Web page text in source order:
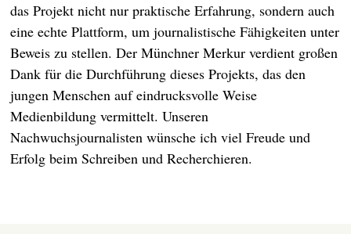
das Projekt nicht nur praktische Erfahrung, sondern auch
eine echte Plattform, um journalistische Fähigkeiten unter
Beweis zu stellen. Der Münchner Merkur verdient großen
Dank für die Durchführung dieses Projekts, das den
jungen Menschen auf eindrucksvolle Weise
Medienbildung vermittelt. Unseren
Nachwuchsjournalisten wünsche ich viel Freude und
Erfolg beim Schreiben und Recherchieren.